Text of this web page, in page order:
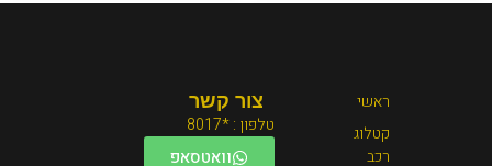
צור קשר
וואטסאפ